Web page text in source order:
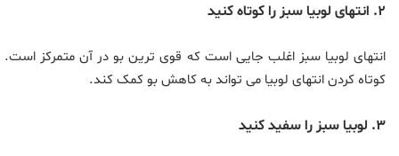
۲. انتهای لوبیا سبز را کوتاه کنید
انتهای لوبیا سبز اغلب جایی است که قوی ترین بو در آن متمرکز است.
کوتاه کردن انتهای لوبیا می تواند به کاهش بو کمک کند.
۳. لوبیا سبز را سفید کنید